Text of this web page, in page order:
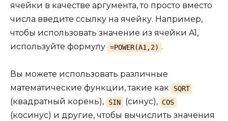
ячейки в качестве аргумента, то просто вместо
числа введите ссылку на ячейку. Например,
чтобы использовать значение из ячейки A1,
используйте формулу =POWER(A1,2) .
Вы можете использовать различные
математические функции, такие как
SQRT
(квадратный корень), SIN (синус), COS
(косинус) и другие, чтобы вычислить значения